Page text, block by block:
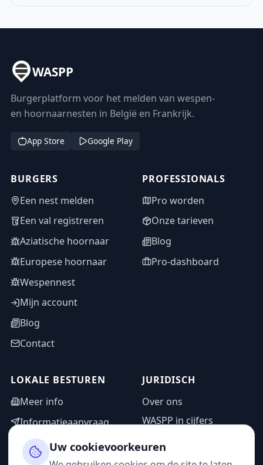
WASPP
Burgerplatform voor het melden van wespen-
en hoornaarnesten in België en Frankrijk.
App Store Google Play
BURGERS
Een nest melden
Een val registreren
Aziatische hoornaar
Europese hoornaar
Wespennest
Mijn account
Blog
Contact
PROFESSIONALS
Pro worden
Onze tarieven
Blog
Pro-dashboard
LOKALE BESTUREN
Meer info
Informatieaanvraag
Adminzone
JURIDISCH
Over ons
WASPP in cijfers
Privacybeleid
Uw cookievoorkeuren